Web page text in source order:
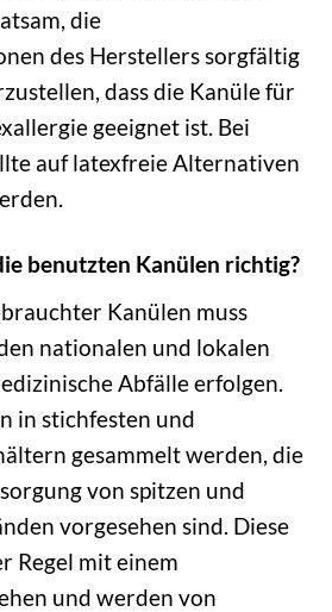
die
des Herstellers sorgfältig
dass die Kanüle für
geeignet ist. Bei
auf latexfreie Alternativen
benutzten Kanülen richtig?
Kanülen muss
nationalen und lokalen
Abfälle erfolgen.
in stichfesten und
gesammelt werden, die
von spitzen und
vorgesehen sind. Diese
Regel mit einem
und werden von